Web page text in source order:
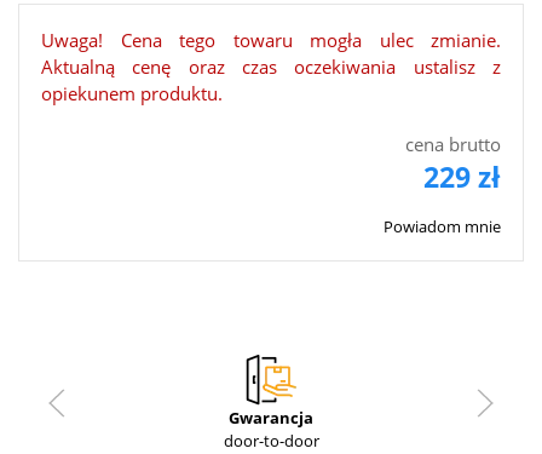
Uwaga! Cena tego towaru mogła ulec zmianie.
Aktualną cenę oraz czas oczekiwania ustalisz z
opiekunem produktu.
cena brutto
229 zł
Powiadom mnie
Gwarancja
door-to-door